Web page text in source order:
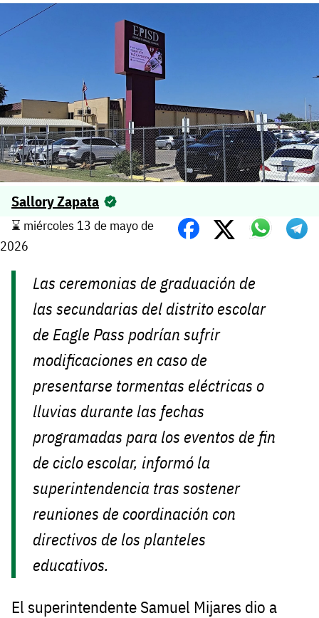
Sallory Zapata
⌛️ miércoles 13 de mayo de
2026
Las ceremonias de graduación de
las secundarias del distrito escolar
de Eagle Pass podrían sufrir
modificaciones en caso de
presentarse tormentas eléctricas o
lluvias durante las fechas
programadas para los eventos de fin
de ciclo escolar, informó la
superintendencia tras sostener
reuniones de coordinación con
directivos de los planteles
educativos.
El superintendente Samuel Mijares dio a